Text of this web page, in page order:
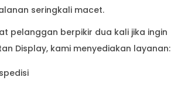
seringkali macet.
pelanggan berpikir dua kali jika ingin
Display, kami menyediakan layanan: